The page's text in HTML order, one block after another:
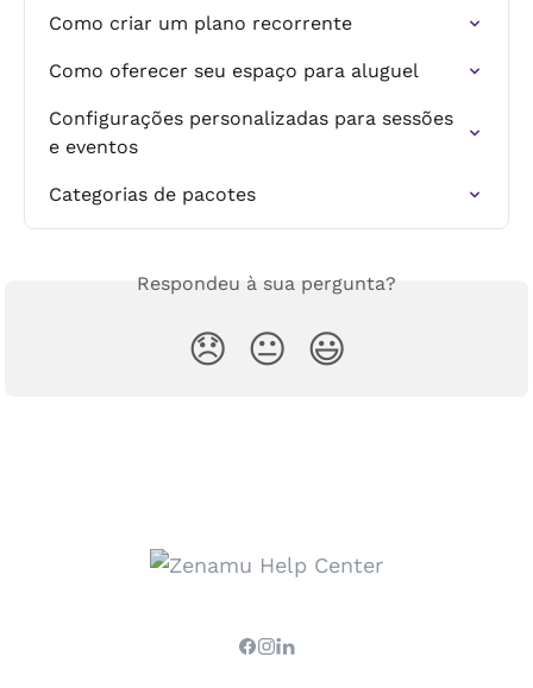
Como criar um plano recorrente
Como oferecer seu espaço para aluguel
Configurações personalizadas para sessões
e eventos
Categorias de pacotes
Respondeu à sua pergunta?
😞 😐 😃